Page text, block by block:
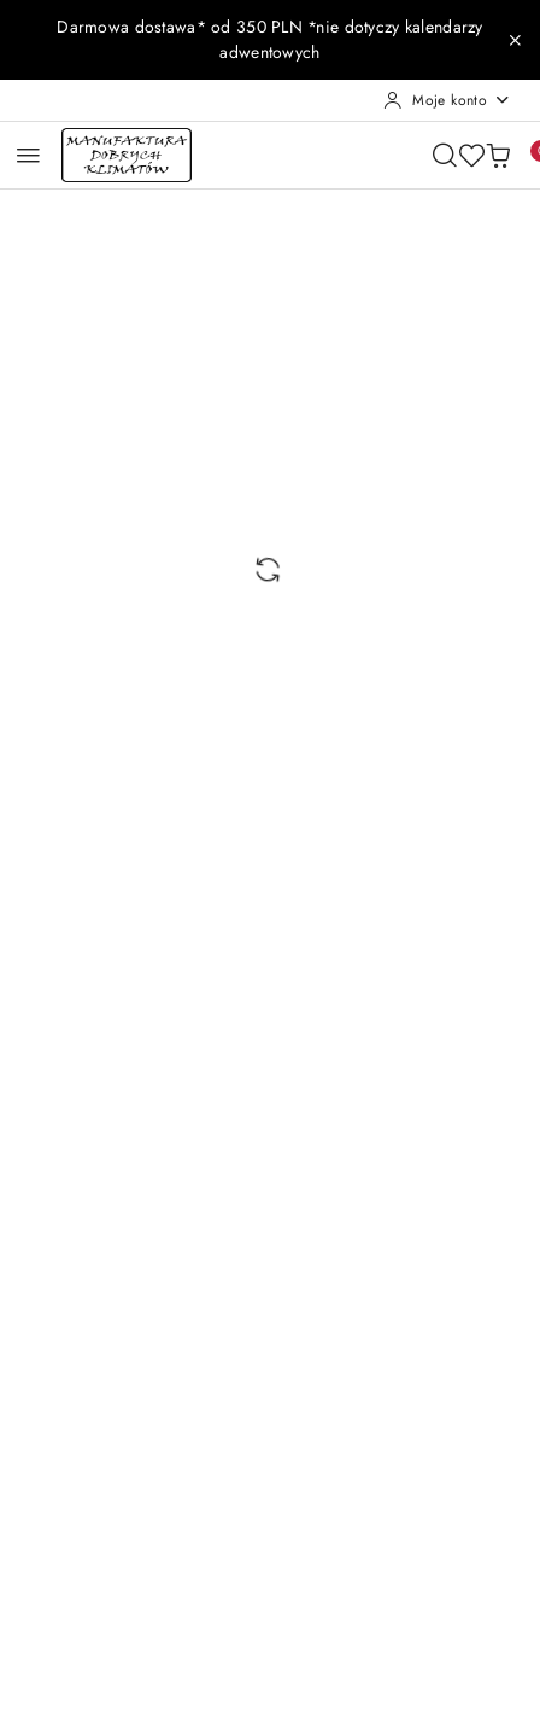
Przejdź do treści głównej
Przejdź do wyszukiwarki
Przejdź do moje konto
Przejdź do menu głównego
Przejdź do opisu produktu
Przejdź do stopki
Darmowa dostawa* od 350 PLN *nie dotyczy kalendarzy
adwentowych
Moje konto